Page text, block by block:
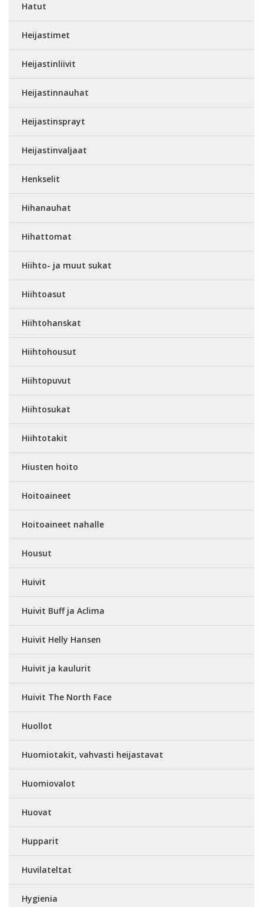
Hatut
Heijastimet
Heijastinliivit
Heijastinnauhat
Heijastinsprayt
Heijastinvaljaat
Henkselit
Hihanauhat
Hihattomat
Hiihto- ja muut sukat
Hiihtoasut
Hiihtohanskat
Hiihtohousut
Hiihtopuvut
Hiihtosukat
Hiihtotakit
Hiusten hoito
Hoitoaineet
Hoitoaineet nahalle
Housut
Huivit
Huivit Buff ja Aclima
Huivit Helly Hansen
Huivit ja kaulurit
Huivit The North Face
Huollot
Huomiotakit, vahvasti heijastavat
Huomiovalot
Huovat
Hupparit
Huvilateltat
Hygienia